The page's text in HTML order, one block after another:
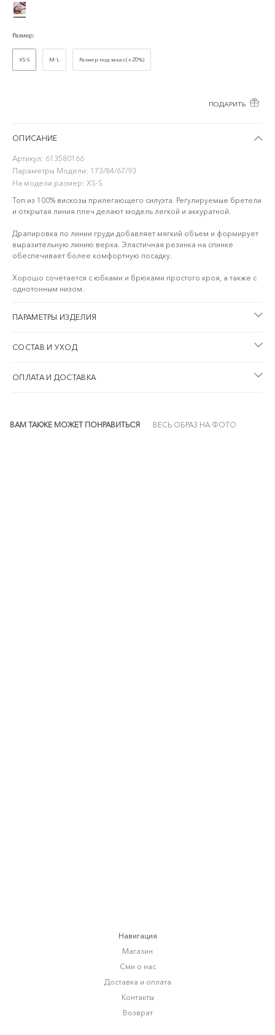
Размер:
XS-S M-L Размер под заказ (+20%)
ПОДАРИТЬ
ОПИСАНИЕ
Артикул: 613580166
Параметры Модели: 173/84/67/93
На модели размер: XS-S
Топ из 100% вискозы прилегающего силуэта. Регулируемые бретели
и открытая линия плеч делают модель легкой и аккуратной.
Драпировка по линии груди добавляет мягкий объем и формирует
выразительную линию верха. Эластичная резинка на спинке
обеспечивает более комфортную посадку.
Хорошо сочетается с юбками и брюками простого кроя, а также с
однотонным низом.
ПАРАМЕТРЫ ИЗДЕЛИЯ
СОСТАВ И УХОД
ОПЛАТА И ДОСТАВКА
ВАМ ТАКЖЕ МОЖЕТ ПОНРАВИТЬСЯ ВЕСЬ ОБРАЗ НА ФОТО
Навигация
Магазин
Сми о нас
Доставка и оплата
Контакты
Возврат